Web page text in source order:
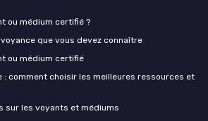
ou médium certifié ?
que vous devez connaître
ou médium certifié
: comment choisir les meilleures ressources et
sur les voyants et médiums